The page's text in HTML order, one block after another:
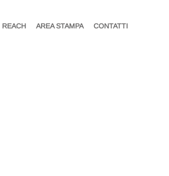
REACH AREA STAMPA CONTATTI